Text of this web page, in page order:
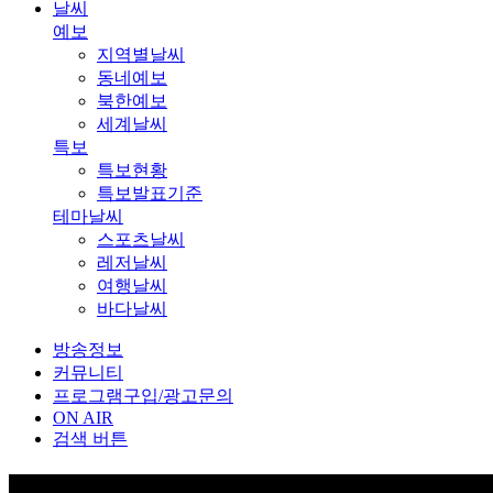
날씨
예보
지역별날씨
동네예보
북한예보
세계날씨
특보
특보현황
특보발표기준
테마날씨
스포츠날씨
레저날씨
여행날씨
바다날씨
방송정보
커뮤니티
프로그램구입/광고문의
ON AIR
검색 버튼